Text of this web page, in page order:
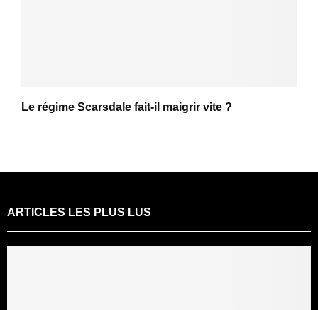
Le régime Scarsdale fait-il maigrir vite ?
ARTICLES LES PLUS LUS